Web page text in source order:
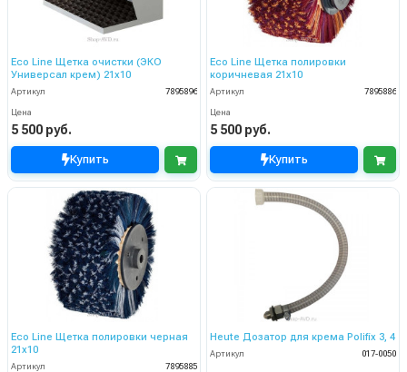
Eco Line Щетка очистки (ЭКО
Универсал крем) 21х10
Артикул 7895896
Цена
5 500 руб.
Купить
Eco Line Щетка полировки
коричневая 21х10
Артикул 7895886
Цена
5 500 руб.
Купить
Eco Line Щетка полировки черная
21х10
Артикул 7895885
Heute Дозатор для крема Polifix 3, 4
Артикул 017-0050